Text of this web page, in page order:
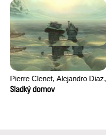
Pierre Clenet, Alejandro Diaz,
Romain Mazevet, Stéphane
Sladký domov